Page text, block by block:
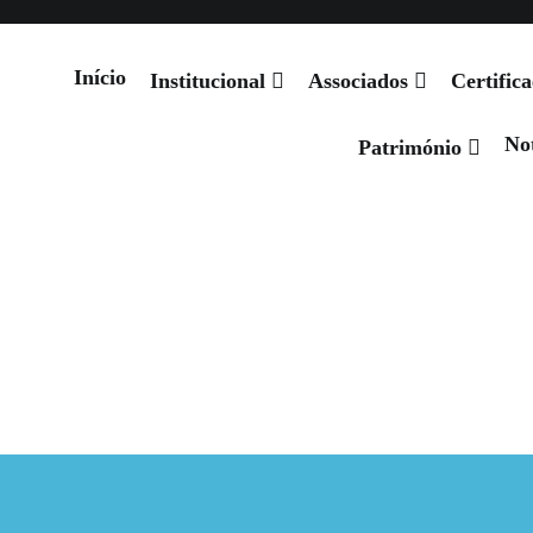
Início Institucional Associados
Património
Projetos Produtos Oficiais Património Notícias Eventos